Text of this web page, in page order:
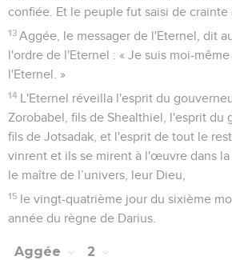
confiée. Et le peuple fut saisi de crainte
13 Aggée, le messager de l'Eternel, dit
l'ordre de l'Eternel : « Je suis moi-
l'Eternel. »
14 L'Eternel réveilla l'esprit du
Zorobabel, fils de Shealthiel, l'esprit du
fils de Jotsadak, et l'esprit de tout le
vinrent et ils se mirent à l'œuvre dans la
le maître de l’univers, leur Dieu,
15 le vingt-quatrième jour du sixième
année du règne de Darius.
Aggée 2